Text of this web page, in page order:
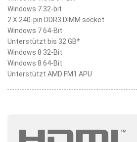
Windows 7 32-bit
2 X 240-pin DDR3 DIMM socket
Windows 7 64-Bit
Unterstützt bis 32 GB*
Windows 8 32-Bit
Windows 8 64-Bit
Unterstützt AMD FM1 APU